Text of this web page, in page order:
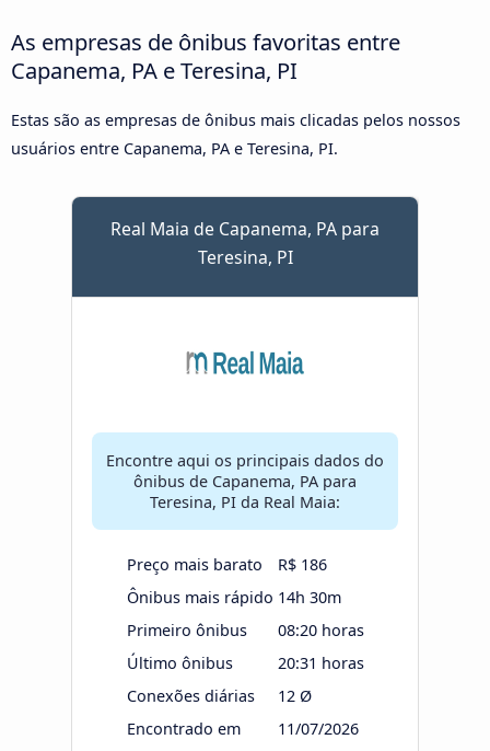
As empresas de ônibus favoritas entre
Capanema, PA e Teresina, PI
Estas são as empresas de ônibus mais clicadas pelos nossos
usuários entre Capanema, PA e Teresina, PI.
Real Maia de Capanema, PA para
Teresina, PI
Encontre aqui os principais dados do
ônibus de Capanema, PA para
Teresina, PI da Real Maia:
Preço mais barato
R$ 186
Ônibus mais rápido 14h 30m
Primeiro ônibus
08:20 horas
Último ônibus
20:31 horas
Conexões diárias
12 Ø
Encontrado em
11/07/2026